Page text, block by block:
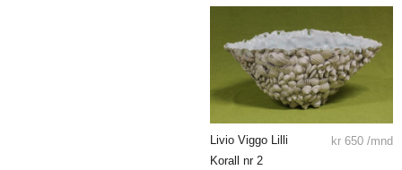
Livio Viggo Lilli
Korall nr 2
kr 650 /mnd